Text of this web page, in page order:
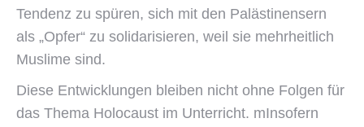
Tendenz zu spüren, sich mit den Palästinensern
als „Opfer“ zu solidarisieren, weil sie mehrheitlich
Muslime sind.
Diese Entwicklungen bleiben nicht ohne Folgen für
das Thema Holocaust im Unterricht. mInsofern